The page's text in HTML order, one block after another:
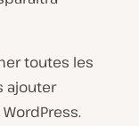
toutes les
ajouter